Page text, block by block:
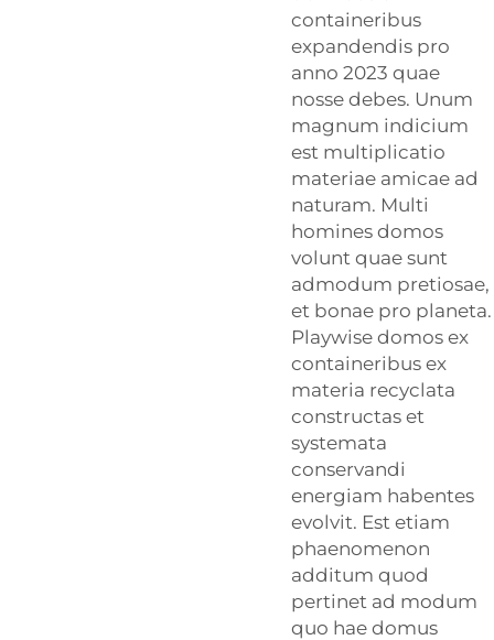
containeribus
expandendis pro
anno 2023 quae
nosse debes. Unum
magnum indicium
est multiplicatio
materiae amicae ad
naturam. Multi
homines domos
volunt quae sunt
admodum pretiosae,
et bonae pro planeta.
Playwise domos ex
containeribus ex
materia recyclata
constructas et
systemata
conservandi
energiam habentes
evolvit. Est etiam
phaenomenon
additum quod
pertinet ad modum
quo hae domus